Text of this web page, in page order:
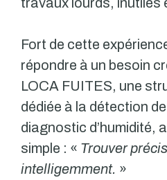
Fort de cette
répondre à un besoin
LOCA FUITES, une
dédiée à la détection
diagnostic d’humidité,
simple : « Trouver
intelligemment. »